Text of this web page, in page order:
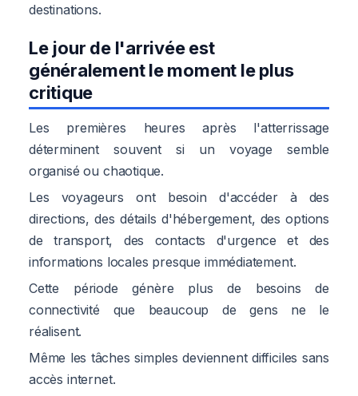
destinations.
Le jour de l'arrivée est
généralement le moment le plus
critique
Les premières heures après l'atterrissage
déterminent souvent si un voyage semble
organisé ou chaotique.
Les voyageurs ont besoin d'accéder à des
directions, des détails d'hébergement, des options
de transport, des contacts d'urgence et des
informations locales presque immédiatement.
Cette période génère plus de besoins de
connectivité que beaucoup de gens ne le
réalisent.
Même les tâches simples deviennent difficiles sans
accès internet.